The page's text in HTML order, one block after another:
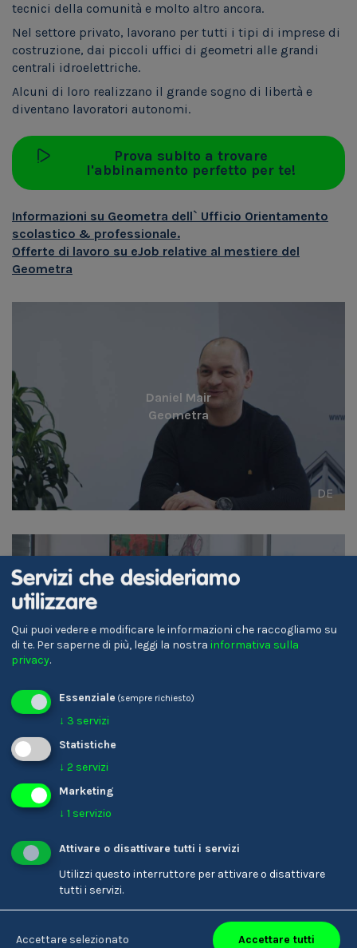
tecnici della comunità e molto altro ancora.
Nel settore privato, lavorano per tutti i tipi di imprese di
costruzione, dai piccoli uffici di geometri alle grandi
centrali idroelettriche.
Alcuni di loro realizzano il grande sogno di libertà e
diventano lavoratori autonomi.
Prova subito a trovare
l'abbinamento perfetto per te!
Informazioni su Geometra dell` Ufficio Orientamento
scolastico & professionale.
Offerte di lavoro su eJob relative al mestiere del
Geometra
Daniel Mair
Geometra
DE
Evelyn Hinteregger
Geometra
Youkando
Persone
Servizi che desideriamo
utilizzare
Qui puoi vedere e modificare le informazioni che raccogliamo su
di te. Per saperne di più, leggi la nostra informativa sulla
privacy.
Essenziale (sempre richiesto)
↓ 3 servizi
Statistiche
↓ 2 servizi
Marketing
↓ 1 servizio
Attivare o disattivare tutti i servizi
Utilizzi questo interruttore per attivare o disattivare
tutti i servizi.
Accettare selezionato Accettare tutti